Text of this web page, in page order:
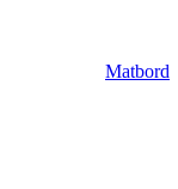
Matbord